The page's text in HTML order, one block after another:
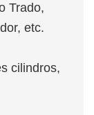
Trado,
etc.
cilindros,